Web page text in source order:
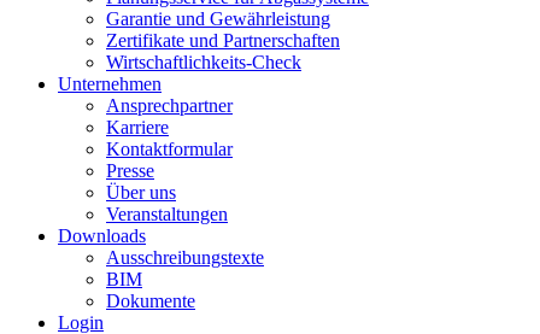
Garantie und Gewährleistung
Zertifikate und Partnerschaften
Wirtschaftlichkeits-Check
Unternehmen
Ansprechpartner
Karriere
Kontaktformular
Presse
Über uns
Veranstaltungen
Downloads
Ausschreibungstexte
BIM
Dokumente
Login